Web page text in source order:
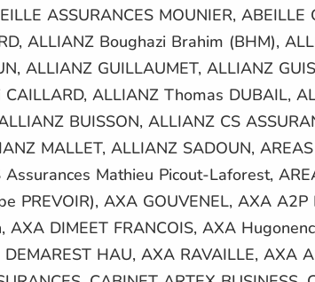
ASSURANCES MOUNIER,
ALLIANZ Boughazi Brahim (BHM),
ALLIANZ GUILLAUMET, ALLIANZ
CAILLARD, ALLIANZ Thomas DUBAIL,
BUISSON, ALLIANZ CS
MALLET, ALLIANZ SADOUN,
Mathieu Picout-Laforest,
PREVOIR), AXA GOUVENEL, AXA
AXA DIMEET FRANCOIS, AXA
HAU, AXA RAVAILLE, AXA